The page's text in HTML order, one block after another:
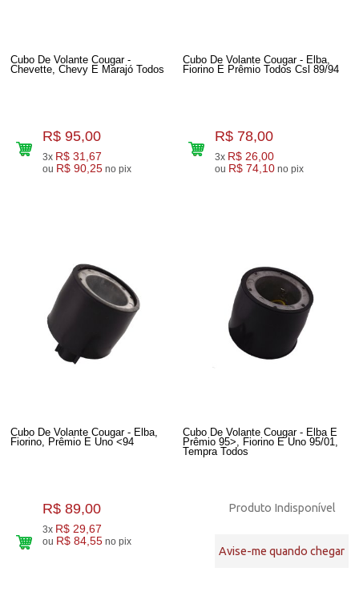
Cubo De Volante Cougar -
Chevette, Chevy E Marajó Todos
R$ 95,00
3x R$ 31,67
ou R$ 90,25 no pix
Cubo De Volante Cougar - Elba,
Fiorino E Prêmio Todos Csl 89/94
R$ 78,00
3x R$ 26,00
ou R$ 74,10 no pix
Cubo De Volante Cougar - Elba,
Fiorino, Prêmio E Uno <94
R$ 89,00
3x R$ 29,67
ou R$ 84,55 no pix
Cubo De Volante Cougar - Elba E
Prêmio 95>, Fiorino E Uno 95/01,
Tempra Todos
Produto Indisponível
Avise-me quando chegar